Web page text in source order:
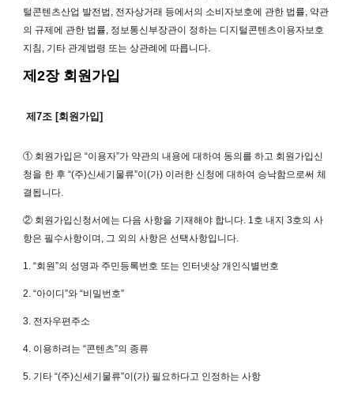
털콘텐츠산업 발전법, 전자상거래 등에서의 소비자보호에 관한 법률, 약관
의 규제에 관한 법률, 정보통신부장관이 정하는 디지털콘텐츠이용자보호
지침, 기타 관계법령 또는 상관례에 따릅니다.
제2장 회원가입
제7조 [회원가입]
① 회원가입은 “이용자”가 약관의 내용에 대하여 동의를 하고 회원가입신
청을 한 후 “(주)신세기물류”이(가) 이러한 신청에 대하여 승낙함으로써 체
결됩니다.
② 회원가입신청서에는 다음 사항을 기재해야 합니다. 1호 내지 3호의 사
항은 필수사항이며, 그 외의 사항은 선택사항입니다.
1. “회원”의 성명과 주민등록번호 또는 인터넷상 개인식별번호
2. “아이디”와 “비밀번호”
3. 전자우편주소
4. 이용하려는 “콘텐츠”의 종류
5. 기타 “(주)신세기물류”이(가) 필요하다고 인정하는 사항